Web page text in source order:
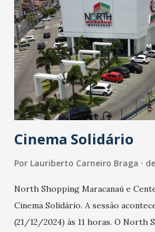
comunidades mais distantes dos
comunicação, de uma forma geral,
sexta, o Ministério mostra como a
localizada na comunidade rural de
município de Forquilha, no interior
transformado a vida da população
Comunicações, Juscelino Filho,
papel que as Rádios comunitárias
Cinema Solidário
Por Lauriberto Carneiro Braga
North Shopping Maracanaú e
Cinema Solidário. A sessão
(21/12/2024) às 11 horas. O North